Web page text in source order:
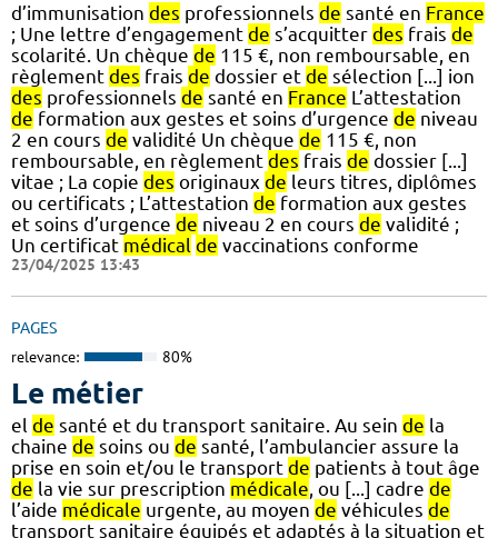
d’immunisation des professionnels de santé en France
; Une lettre d’engagement de s’acquitter des frais de
scolarité. Un chèque de 115 €, non remboursable, en
règlement des frais de dossier et de sélection [...] ion
des professionnels de santé en France L’attestation
de formation aux gestes et soins d’urgence de niveau
2 en cours de validité Un chèque de 115 €, non
remboursable, en règlement des frais de dossier [...]
vitae ; La copie des originaux de leurs titres, diplômes
ou certificats ; L’attestation de formation aux gestes
et soins d’urgence de niveau 2 en cours de validité ;
Un certificat médical de vaccinations conforme
23/04/2025 13:43
PAGES
relevance: 80%
Le métier
el de santé et du transport sanitaire. Au sein de la
chaine de soins ou de santé, l’ambulancier assure la
prise en soin et/ou le transport de patients à tout âge
de la vie sur prescription médicale, ou [...] cadre de
l’aide médicale urgente, au moyen de véhicules de
transport sanitaire équipés et adaptés à la situation et